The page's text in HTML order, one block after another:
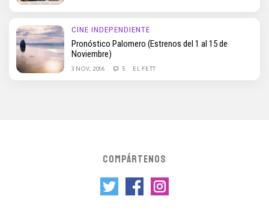
CINE INDEPENDIENTE
Pronóstico Palomero (Estrenos del 1 al 15 de
Noviembre)
3 NOV, 2016 5 EL FETT
COMPÁRTENOS